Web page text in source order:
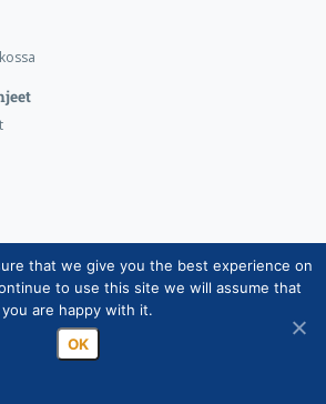
Suomen Rotarypalvelu ry 2026 |
tietosuojaseloste| Henkilötietojen
Rotarytoiminnassa
that we give you the best experience on
to use this site we will assume that
you are happy with it.
OK